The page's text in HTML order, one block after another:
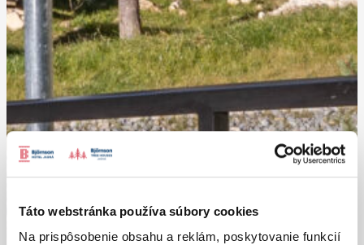
Táto webstránka používa súbory cookies
Na prispôsobenie obsahu a reklám, poskytovanie funkcií